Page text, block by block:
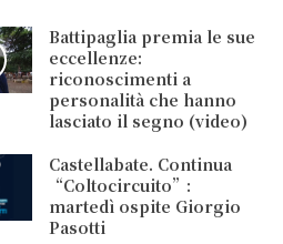
Battipaglia premia le sue
eccellenze:
riconoscimenti a
personalità che hanno
lasciato il segno (video)
Castellabate. Continua
“Coltocircuito”:
martedì ospite Giorgio
Pasotti